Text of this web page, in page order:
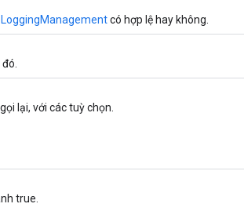
LoggingManagementcó hợp lệ hay không.
lại, với các tuỳ chọn.
true.